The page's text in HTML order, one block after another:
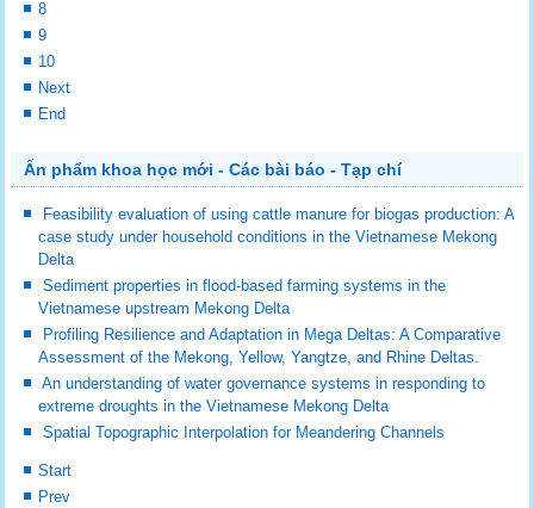
8
9
10
Next
End
Ấn phẩm khoa học mới - Các bài báo - Tạp chí
Feasibility evaluation of using cattle manure for biogas production: A
case study under household conditions in the Vietnamese Mekong
Delta
Sediment properties in flood-based farming systems in the
Vietnamese upstream Mekong Delta
Profiling Resilience and Adaptation in Mega Deltas: A Comparative
Assessment of the Mekong, Yellow, Yangtze, and Rhine Deltas.
An understanding of water governance systems in responding to
extreme droughts in the Vietnamese Mekong Delta
Spatial Topographic Interpolation for Meandering Channels
Start
Prev